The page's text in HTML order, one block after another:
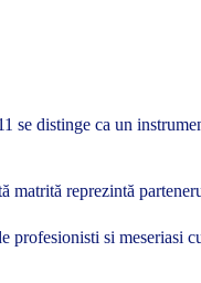
distinge ca un
reprezintă
si meseriasi